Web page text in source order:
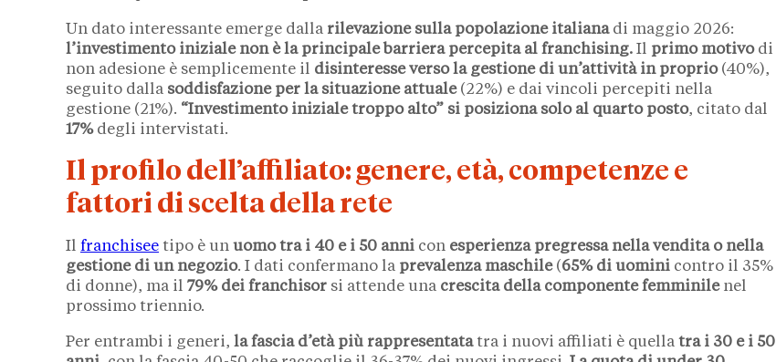
Un dato interessante emerge dalla rilevazione sulla popolazione italiana di maggio 2026:
l’investimento iniziale non è la principale barriera percepita al franchising. Il primo motivodi
non adesione è semplicemente il disinteresse verso la gestione di un’attività in proprio(40%),
seguito dalla soddisfazione per la situazione attuale (22%) e dai vincoli percepiti nella
gestione (21%). “Investimento iniziale troppo alto” si posiziona solo al quarto posto, citato dal
17%degli intervistati.
Il profilo dell’affiliato: genere, età, competenze e
fattori di scelta della rete
Il franchisee tipo è un uomo tra i 40 e i 50 anni con esperienza pregressa nella vendita o nella
gestione di un negozio. I dati confermano la prevalenza maschile (65% di uomini contro il 35%
di donne), ma il 79% dei franchisor si attende una crescita della componente femminilenel
prossimo triennio.
Per entrambi i generi, la fascia d’età più rappresentatatra i nuovi affiliati è quella tra i 30 e i 50